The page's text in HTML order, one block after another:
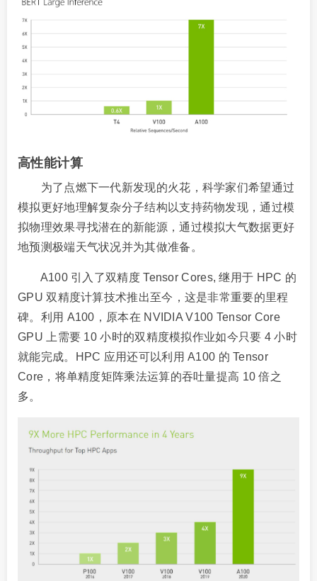
高性能计算
为了点燃下一代新发现的火花，科学家们希望通过
模拟更好地理解复杂分子结构以支持药物发现，通过模
拟物理效果寻找潜在的新能源，通过模拟大气数据更好
地预测极端天气状况并为其做准备。
A100 引入了双精度 Tensor Cores, 继用于 HPC 的
GPU 双精度计算技术推出至今，这是非常重要的里程
碑。利用 A100，原本在 NVIDIA V100 Tensor Core
GPU 上需要 10 小时的双精度模拟作业如今只要 4 小时
就能完成。HPC 应用还可以利用 A100 的 Tensor
Core，将单精度矩阵乘法运算的吞吐量提高 10 倍之
多。